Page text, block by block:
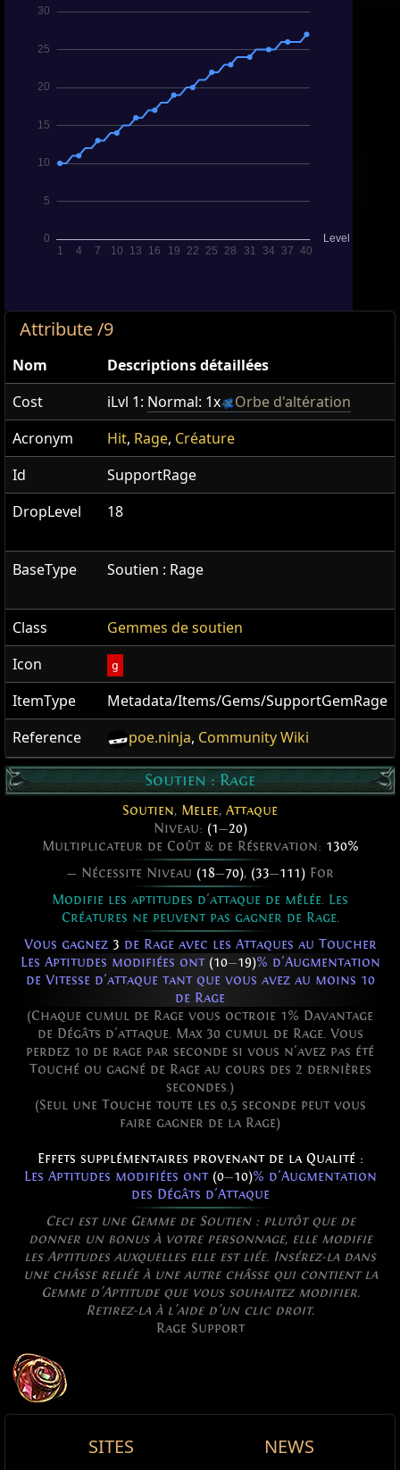
Attribute /9
Nom
Descriptions détaillées
Cost
iLvl 1: Normal: 1x
Orbe d'altération
Acronym
Hit, Rage, Créature
Id
SupportRage
DropLevel
18
BaseType Soutien : Rage
Class
Gemmes de soutien
Icon
g
ItemType
Metadata/Items/Gems/SupportGemRage
Reference
poe.ninja, Community Wiki
Soutien : Rage
Soutien, Melee, Attaque
Niveau: (1—20)
Multiplicateur de Coût & de Réservation: 130%
— Nécessite Niveau (18—70), (33—111)For
Modifie les aptitudes d'attaque de mêlée. Les
Créatures ne peuvent pas gagner de Rage.
Vous gagnez 3 de Rage avec les Attaques au Toucher
Les Aptitudes modifiées ont (10—19)% d'Augmentation
de Vitesse d'attaque tant que vous avez au moins 10
de Rage
(Chaque cumul de Rage vous octroie 1% Davantage
de Dégâts d'attaque. Max 30 cumul de Rage. Vous
perdez 10 de rage par seconde si vous n'avez pas été
Touché ou gagné de Rage au cours des 2 dernières
secondes.)
(Seul une Touche toute les 0,5 seconde peut vous
faire gagner de la Rage)
Effets supplémentaires provenant de la Qualité :
Les Aptitudes modifiées ont (0—10)% d'Augmentation
des Dégâts d'Attaque
Ceci est une Gemme de Soutien : plutôt que de
donner un bonus à votre personnage, elle modifie
les Aptitudes auxquelles elle est liée. Insérez-la dans
une châsse reliée à une autre châsse qui contient la
Gemme d'Aptitude que vous souhaitez modifier.
Retirez-la à l'aide d'un clic droit.
Rage Support
SITES NEWS